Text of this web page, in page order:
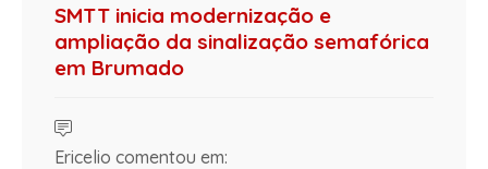
SMTT inicia modernização e
ampliação da sinalização semafórica
em Brumado
Ericelio comentou em: